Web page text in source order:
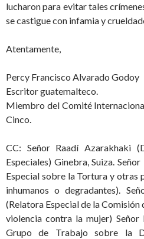
lucharon para evitar tales
se castigue con infamia y
Atentamente,
Percy Francisco Alvarado Godoy
Escritor guatemalteco.
Miembro del Comité
Cinco.
CC: Señor Raadí Azarakhaki
Especiales) Ginebra, Suiza.
Especial sobre la Tortura y otras
inhumanos o degradantes).
(Relatora Especial de la
violencia contra la mujer) Señor
Grupo de Trabajo sobre la